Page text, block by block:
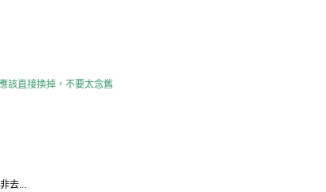
該直接換掉，不要太念舊
去...